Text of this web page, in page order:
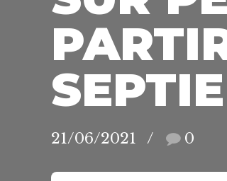
21/06/2021 0